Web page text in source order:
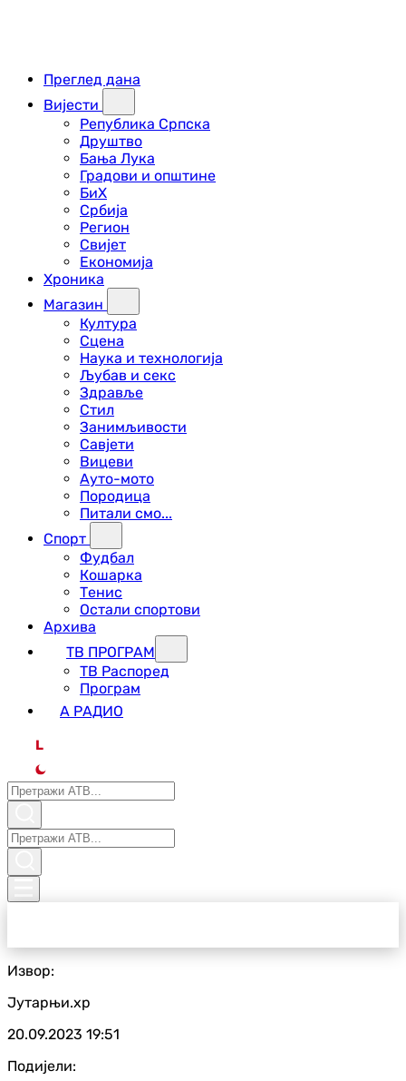
Преглед дана
Вијести
Република Српска
Друштво
Бања Лука
Градови и општине
БиХ
Србија
Регион
Свијет
Економија
Хроника
Магазин
Култура
Сцена
Наука и технологија
Љубав и секс
Здравље
Стил
Занимљивости
Савјети
Вицеви
Ауто-мото
Породица
Питали смо...
Спорт
Фудбал
Кошарка
Тенис
Остали спортови
Архива
ТВ ПРОГРАМ
ТВ Распоред
Програм
А РАДИО
L
Извор:
Јутарњи.хр
20.09.2023 19:51
Подијели: